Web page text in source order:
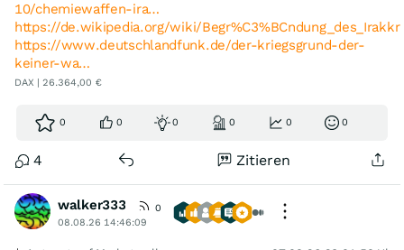
10/chemiewaffen-ira…
https://de.wikipedia.org/wiki/
https://www.deutschlandfunk.de/der-kriegsgrund-der-
keiner-wa…
DAX | 26.364,00 €
0 0 0 0 0 0
4 Zitieren
walker333
0
08.08.26 14:46:09